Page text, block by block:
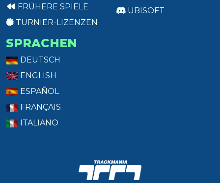
FRÜHERE SPIELE
TURNIER-LIZENZEN
UBISOFT
SPRACHEN
DEUTSCH
ENGLISH
ESPAÑOL
FRANÇAIS
ITALIANO